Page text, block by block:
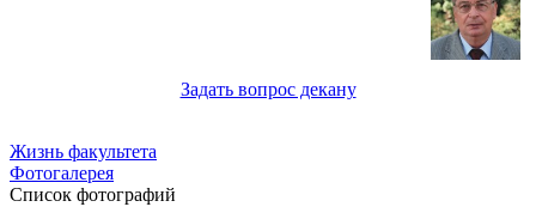
Задать вопрос декану
Жизнь факультета
Фотогалерея
Список фотографий